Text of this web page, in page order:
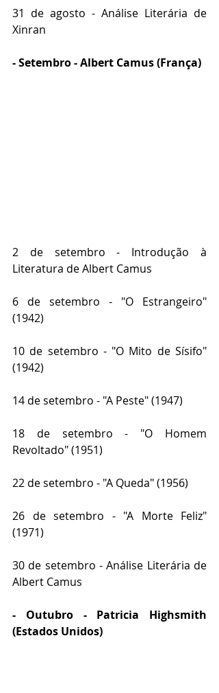
31 de agosto - Análise Literária de
Xinran
- Setembro - Albert Camus (França)
2 de setembro - Introdução à
Literatura de Albert Camus
6 de setembro - "O Estrangeiro"
(1942)
10 de setembro - "O Mito de Sísifo"
(1942)
14 de setembro - "A Peste" (1947)
18 de setembro - "O Homem
Revoltado" (1951)
22 de setembro - "A Queda" (1956)
26 de setembro - "A Morte Feliz"
(1971)
30 de setembro - Análise Literária de
Albert Camus
- Outubro - Patricia Highsmith
(Estados Unidos)